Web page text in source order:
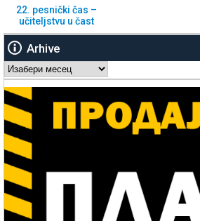
22. pesnički čas –
učiteljstvu u čast
Arhive
Arhive